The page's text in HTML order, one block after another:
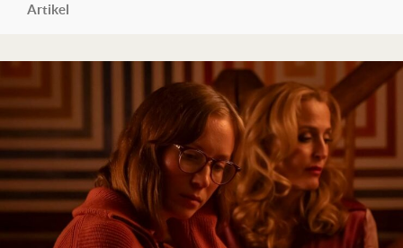
Artikel
Lees verder